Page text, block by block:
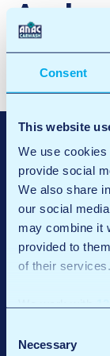
Consent
This website
We use
provide social
We also share
our social
may combine it
provided to
of their services.
Selection
Necessary
Facebook
X
B
e
r
i
c
h
t
n